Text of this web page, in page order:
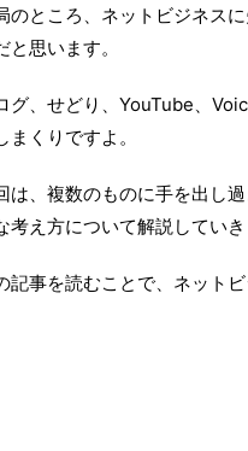
のところ、ネットビジネス
と思います。
グ、せどり、YouTube、
まくりですよ。
は、複数のものに手を出し
考え方について解説していき
記事を読むことで、ネット